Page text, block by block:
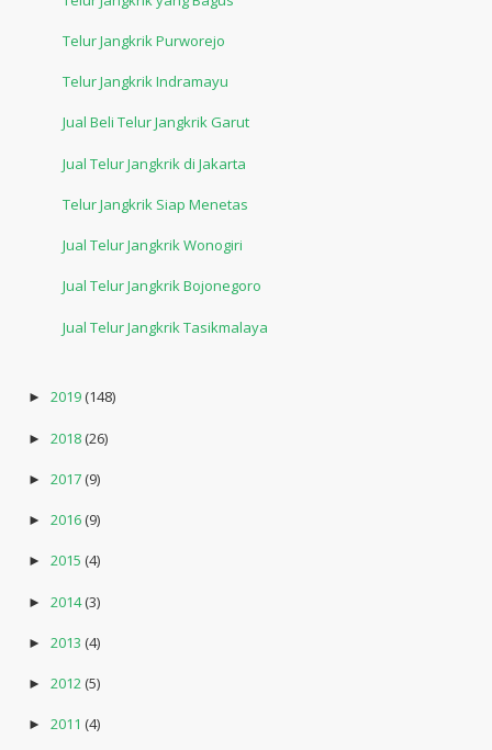
Telur Jangkrik Purworejo
Telur Jangkrik Indramayu
Jual Beli Telur Jangkrik Garut
Jual Telur Jangkrik di Jakarta
Telur Jangkrik Siap Menetas
Jual Telur Jangkrik Wonogiri
Jual Telur Jangkrik Bojonegoro
Jual Telur Jangkrik Tasikmalaya
► 2019(148)
► 2018(26)
► 2017(9)
► 2016(9)
► 2015 (4)
► 2014(3)
► 2013 (4)
► 2012(5)
► 2011 (4)